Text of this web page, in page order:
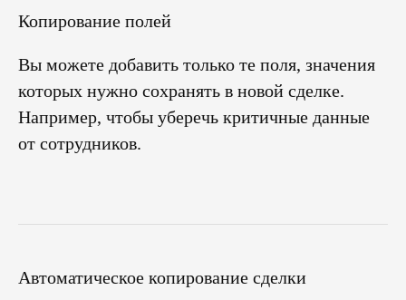
Копирование полей
Вы можете добавить только те поля, значения
которых нужно сохранять в новой сделке.
Например, чтобы уберечь критичные данные
от сотрудников.
Автоматическое копирование сделки